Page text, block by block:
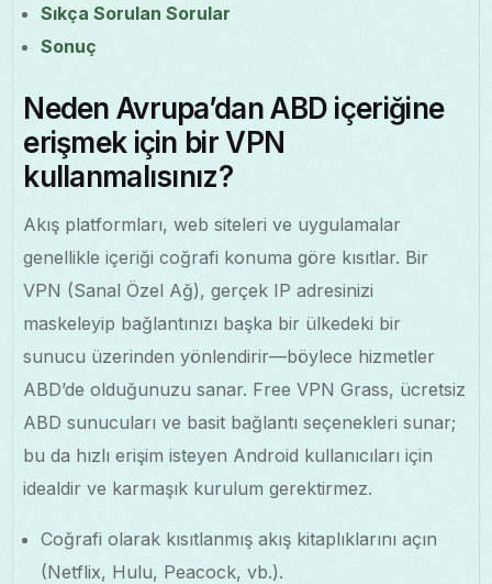
Sıkça Sorulan Sorular
Sonuç
Neden Avrupa’dan ABD içeriğine
erişmek için bir VPN
kullanmalısınız?
Akış platformları, web siteleri ve uygulamalar
genellikle içeriği coğrafi konuma göre kısıtlar. Bir
VPN (Sanal Özel Ağ), gerçek IP adresinizi
maskeleyip bağlantınızı başka bir ülkedeki bir
sunucu üzerinden yönlendirir—böylece hizmetler
ABD’de olduğunuzu sanar. Free VPN Grass, ücretsiz
ABD sunucuları ve basit bağlantı seçenekleri sunar;
bu da hızlı erişim isteyen Android kullanıcıları için
idealdir ve karmaşık kurulum gerektirmez.
Coğrafi olarak kısıtlanmış akış kitaplıklarını açın
(Netflix, Hulu, Peacock, vb.).